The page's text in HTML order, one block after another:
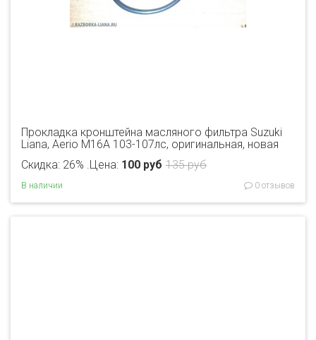
Прокладка кронштейна масляного фильтра Suzuki
Liana, Aerio M16A 103-107лс, оригинальная, новая
135 руб
Цена: 100 руб
Скидка: 26% .
В наличии 0 отзывов